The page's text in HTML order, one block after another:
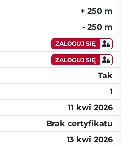
+ 250 m
- 250 m
ZALOGUJ SIĘ
ZALOGUJ SIĘ
Tak
1
11 kwi 2026
Brak certyfikatu
13 kwi 2026